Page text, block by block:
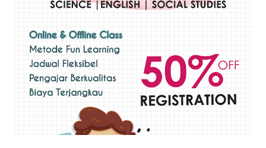
sapuan warna cat yang tebal. Dengan memberikan sapuan warna
pelukis untuk menghasilkan lukisan yang mempesona dan tentunya
bernilai tinggi. Ciri teknik plakat Ciri-ciri teknik plakat, yaitu: Sapuan
warna yang kental dan tebal. Hasil lukisan menutupi seluruh bagian
medianya Mem...